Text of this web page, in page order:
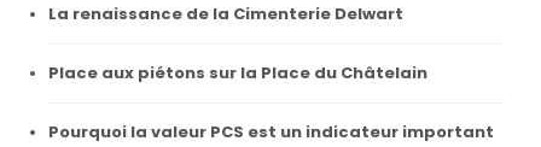
La renaissance de la Cimenterie Delwart
Place aux piétons sur la Place du Châtelain
Pourquoi la valeur PCS est un indicateur important